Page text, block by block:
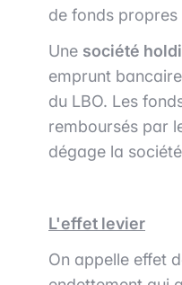
de fonds propres
Une société
emprunt
du LBO. Les
remboursés par
dégage la
L'effet levier
On appelle effet